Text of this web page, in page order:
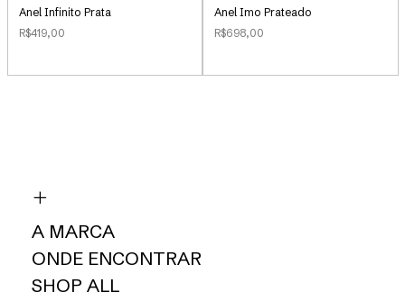
Anel Infinito Prata
R$419,00
Anel Imo Prateado
R$698,00
A MARCA
ONDE ENCONTRAR
SHOP ALL